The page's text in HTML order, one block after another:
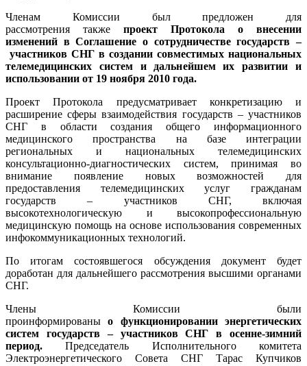
Членам Комиссии был предложен для
рассмотрения
также проект Протокола о внесении
изменений в Соглашение о сотрудничестве государств –
участников СНГ в создании совместимых национальных
телемедицинских систем и дальнейшем их развитии и
использовании от 19 ноября 2010 года.
Проект Протокола предусматривает конкретизацию и
расширение сферы взаимодействия государств – участников
СНГ в области создания общего информационного
медицинского пространства на базе интеграции
региональных и национальных телемедицинских
консультационно-диагностических систем, принимая во
внимание появление новых возможностей для
предоставления телемедицинских услуг гражданам
государств – участников СНГ, включая
высокотехнологическую и высокопрофессиональную
медицинскую помощь на основе использования современных
инфокоммуникационных технологий.
По итогам состоявшегося обсуждения документ будет
доработан для дальнейшего рассмотрения высшими органами
СНГ.
Члены Комиссии были
проинформированы о функционировании энергетических
систем государств – участниковСНГ в осенне-зимний
период.Председатель Исполнительного комитета
Электроэнергетического Совета СНГ Тарас Купчиков